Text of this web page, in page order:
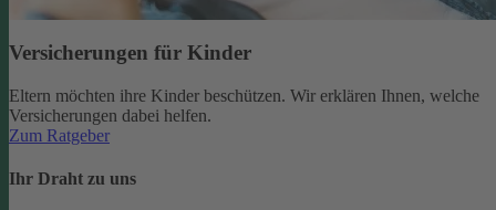
Versicherungen für Kinder
Eltern möchten ihre Kinder beschützen. Wir erklären Ihnen, welche
Versicherungen dabei helfen.
Zum Ratgeber
Ihr Draht zu uns